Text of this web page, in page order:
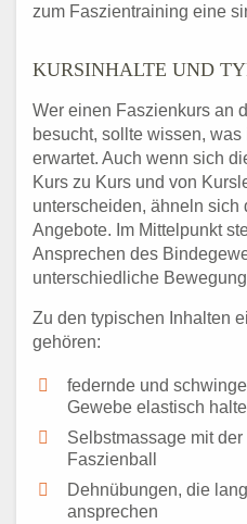
zum Faszientraining eine
KURSINHALTE UND
Wer einen Faszienkurs an
besucht, sollte wissen,
erwartet. Auch wenn sich
Kurs zu Kurs und von
unterscheiden, ähneln
Angebote. Im Mittelpunkt
Ansprechen des
unterschiedliche
Zu den typischen Inhalten
gehören:
federnde und
Gewebe elastisch
Selbstmassage mit
Faszienball
Dehnübungen, die
ansprechen